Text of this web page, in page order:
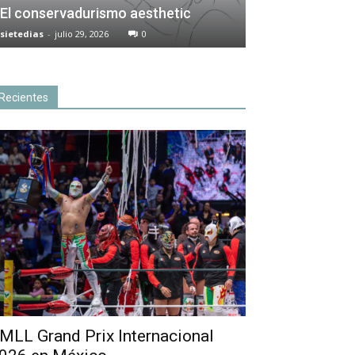
El conservadurismo aesthetic
sietedias - julio 29, 2026 0
Grand Prix Internacional